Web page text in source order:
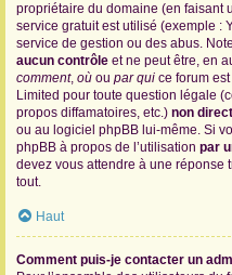
propriétaire du domaine (en faisant
service gratuit est utilisé (exemple :
service de gestion ou des abus.
aucun contrôle et ne peut être, en
comment, où ou par qui ce forum
Limited pour toute question légale
propos diffamatoires, etc.) non
ou au logiciel phpBB lui-même. Si
phpBB à propos de l’utilisation par
devez vous attendre à une réponse
tout.
Haut
Comment puis-je contacter un